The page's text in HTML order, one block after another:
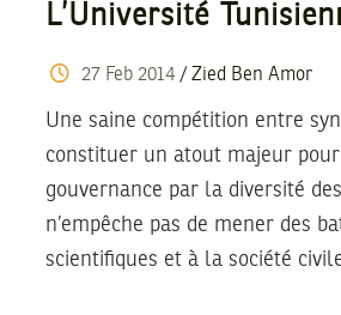
L’Université
27 Feb 2014/ Zied Ben Amor
Une saine compétition entre
constituer un atout majeur
gouvernance par la diversité
n’empêche pas de mener des
scientifiques et à la société